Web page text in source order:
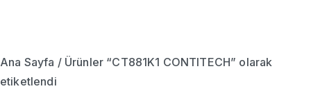
Ana Sayfa / Ürünler “CT881K1 CONTITECH” olarak
etiketlendi